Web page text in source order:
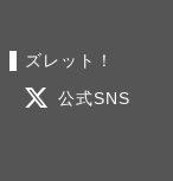
ズレット！
公式SNS